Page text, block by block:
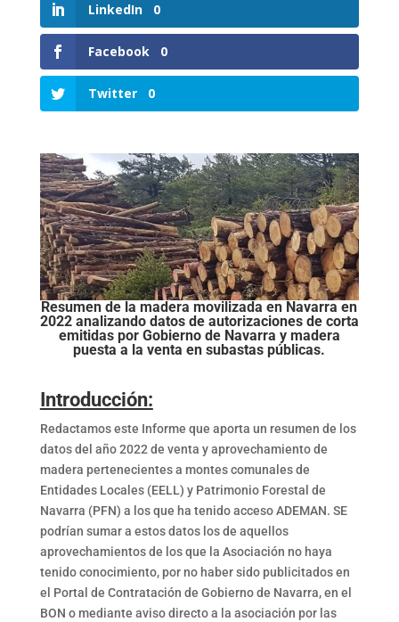
LinkedIn 0
Facebook 0
Twitter 0
Resumen de la madera movilizada en Navarra en
2022 analizando datos de autorizaciones de corta
emitidas por Gobierno de Navarra y madera
puesta a la venta en subastas públicas.
Introducción:
Redactamos este Informe que aporta un resumen de los
datos del año 2022 de venta y aprovechamiento de
madera pertenecientes a montes comunales de
Entidades Locales (EELL) y Patrimonio Forestal de
Navarra (PFN) a los que ha tenido acceso ADEMAN. SE
podrían sumar a estos datos los de aquellos
aprovechamientos de los que la Asociación no haya
tenido conocimiento, por no haber sido publicitados en
el Portal de Contratación de Gobierno de Navarra, en el
BON o mediante aviso directo a la asociación por las